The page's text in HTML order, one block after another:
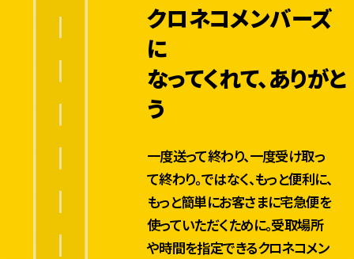
クロネコメンバーズ
に
なってくれて、ありがと
う
一度送って終わり、一度受け取っ
て終わり。ではなく、もっと便利に、
もっと簡単にお客さまに宅急便を
使っていただくために。受取場所
や時間を指定できるクロネコメン